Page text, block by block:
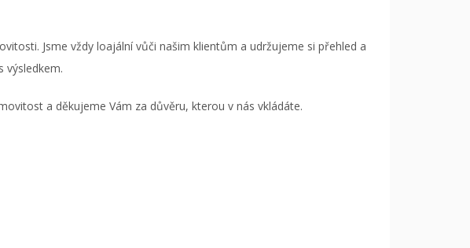
Jsme vždy loajální vůči našim klientům a udržujeme si přehled a
výsledkem.
a děkujeme Vám za důvěru, kterou v nás vkládáte.